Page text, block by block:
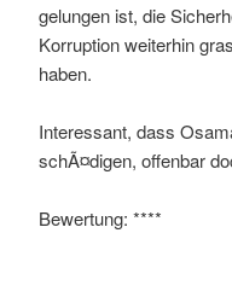
gelungen ist, die
Korruption weiterhin
haben.
Interessant, dass
schÃ¤digen, offenbar
Bewertung: ****